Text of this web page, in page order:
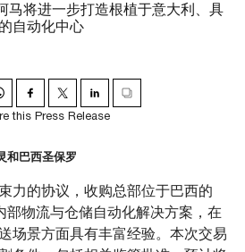
马将进一步打造根植于意大利、具
自动化中心
this Press Release
和巴西圣保罗
力的协议，收购总部位于巴西的
部物流与仓储自动化解决方案，在
场景方面具有丰富经验。本次交易